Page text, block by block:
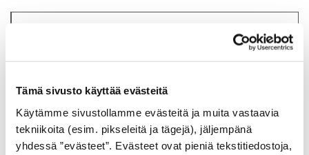
Tämä sivusto käyttää evästeitä
Käytämme sivustollamme evästeitä ja muita vastaavia
tekniikoita (esim. pikseleitä ja tägejä), jäljempänä
yhdessä ”evästeet”. Evästeet ovat pieniä tekstitiedostoja,